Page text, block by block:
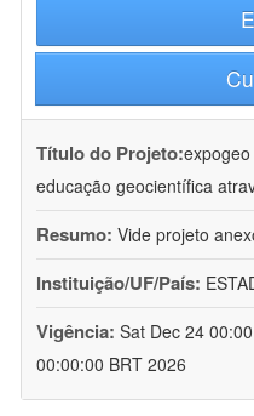
Título do Projeto:
educação geocientífica
Resumo: Vide projeto
Instituição/UF/País:
Vigência: Sat Dec 24
00:00:00 BRT 2026